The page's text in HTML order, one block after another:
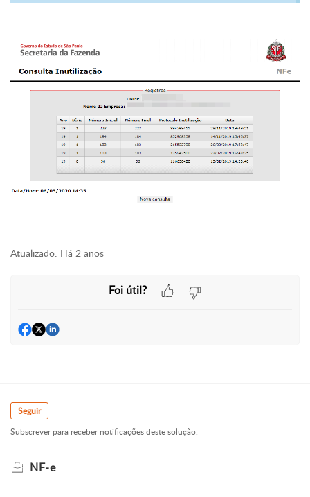
Atualizado: Há 2 anos
Foi útil?
Seguir
Subscrever para receber notificações deste solução.
NF-e